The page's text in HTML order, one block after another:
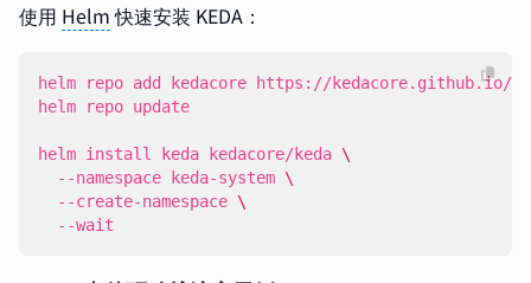
使用 Helm快速安装 KEDA：
helm install keda kedacore/keda
  --namespace keda-system
  --create-namespace
  --wait